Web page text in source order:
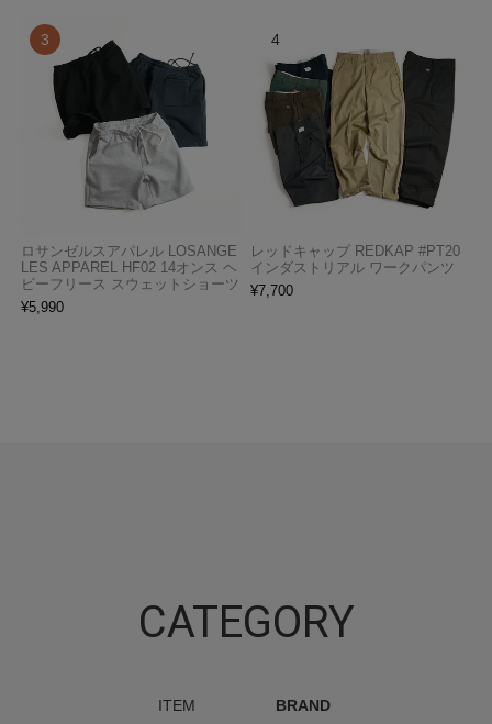
ロサンゼルスアパレル LOSANGE
LES APPAREL HF02 14オンス ヘ
ビーフリース スウェットショーツ
¥5,990
レッドキャップ REDKAP #PT20
インダストリアル ワークパンツ
¥7,700
CATEGORY
ITEM BRAND